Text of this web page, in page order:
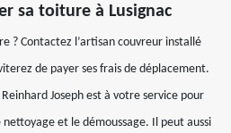
sa toiture à Lusignac
? Contactez l’artisan couvreur installé
de payer ses frais de déplacement.
Joseph est à votre service pour
et le démoussage. Il peut aussi